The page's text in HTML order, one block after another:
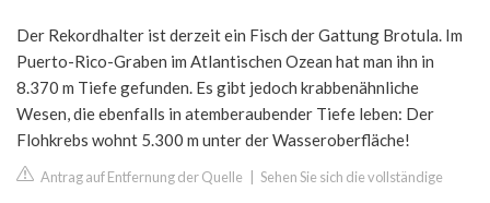
Der Rekordhalter ist derzeit ein Fisch der Gattung Brotula. Im
Puerto-Rico-Graben im Atlantischen Ozean hat man ihn in
8.370 m Tiefe gefunden. Es gibt jedoch krabbenähnliche
Wesen, die ebenfalls in atemberaubender Tiefe leben: Der
Flohkrebs wohnt 5.300 m unter der Wasseroberfläche!
Antrag auf Entfernung der Quelle Sehen Sie sich die vollständige